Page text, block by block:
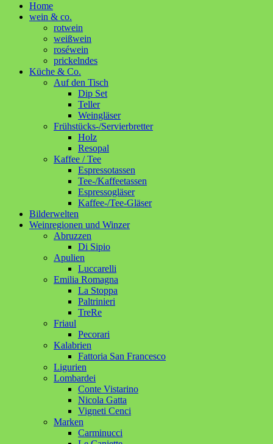
Home
wein & co.
rotwein
weißwein
roséwein
prickelndes
Küche & Co.
Auf den Tisch
Dip Set
Teller
Weingläser
Frühstücks-/Servierbretter
Holz
Resopal
Kaffee / Tee
Espressotassen
Tee-/Kaffeetassen
Espressogläser
Kaffee-/Tee-Gläser
Bilderwelten
Weinregionen und Winzer
Abruzzen
Di Sipio
Apulien
Luccarelli
Emilia Romagna
La Stoppa
Paltrinieri
TreRe
Friaul
Pecorari
Kalabrien
Fattoria San Francesco
Ligurien
Lombardei
Conte Vistarino
Nicola Gatta
Vigneti Cenci
Marken
Carminucci